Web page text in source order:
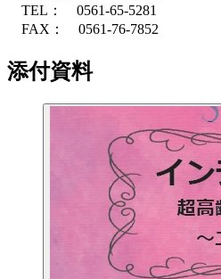
TEL： 0561-65-5281
FAX： 0561-76-7852
添付資料